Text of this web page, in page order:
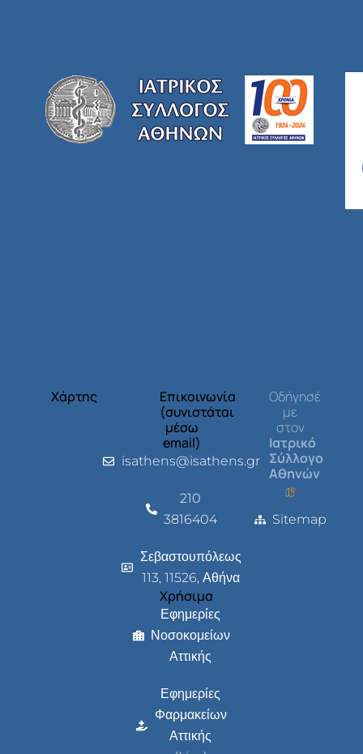
Χάρτης
Επικοινωνία
(συνιστάται
μέσω
email)
isathens@isathens.gr
210
3816404
Σεβαστουπόλεως
113, 11526, Αθήνα
Χρήσιμα
Εφημερίες
Νοσοκομείων
Αττικής
Εφημερίες
Φαρμακείων
Αττικής
Οδήγησέ
με
στον
Ιατρικό
Σύλλογο
Αθηνών
Sitemap